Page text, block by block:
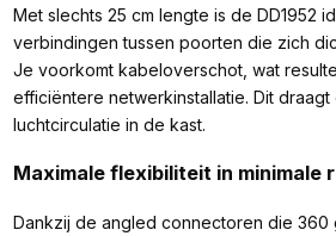
Met slechts 25 cm lengte is de DD1952
verbindingen tussen poorten die zich
Je voorkomt kabeloverschot, wat
efficiëntere netwerkinstallatie. Dit
luchtcirculatie in de kast.
Maximale flexibiliteit in minimale
Dankzij de angled connectoren die 360